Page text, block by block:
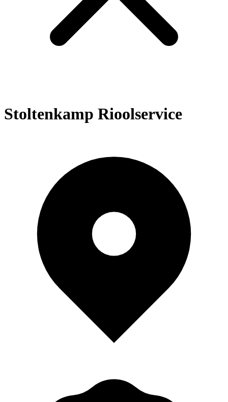
Stoltenkamp Rioolservice